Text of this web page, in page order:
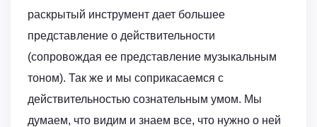
раскрытый инструмент дает большее
представление о действительности
(сопровождая ее представление музыкальным
тоном). Так же и мы соприкасаемся с
действительностью сознательным умом. Мы
думаем, что видим и знаем все, что нужно о ней